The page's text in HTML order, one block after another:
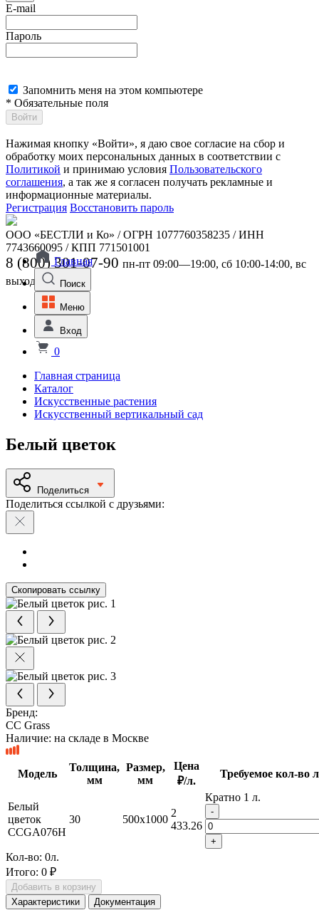
E-mail
Пароль
Запомнить меня на этом компьютере
* Обязательные поля
Войти
Нажимая кнопку «Войти», я даю свое согласие на сбор и
обработку моих персональных данных в соответствии с
Политикой и принимаю условия Пользовательского
соглашения, а так же я согласен получать рекламные и
информационные материалы.
Регистрация Восстановить пароль
ООО «БЕСТЛИ и Ко» / ОГРН 1077760358235 / ИНН
7743660095 / КПП 771501001
8 (800) 301-07-90 пн-пт 09:00—19:00, сб 10:00-14:00, вс
выходной
Главная
Поиск
Меню
Вход
0
Главная страница
Каталог
Искусственные растения
Искусственный вертикальный сад
Белый цветок
Поделиться
Поделиться ссылкой с друзьями:
Скопировать ссылку
Бренд:
CC Grass
Наличие: на складе в Москве
Модель
Толщина,
мм
Размер,
мм
Цена
₽/л.
Требуемое кол-во
Белый
цветок
CCGA076H
30 500x1000
2
433.26
Кратно 1 л.
-
+
Кол-во: 0л.
Итого: 0 ₽
Добавить в корзину
Характеристики
Документация